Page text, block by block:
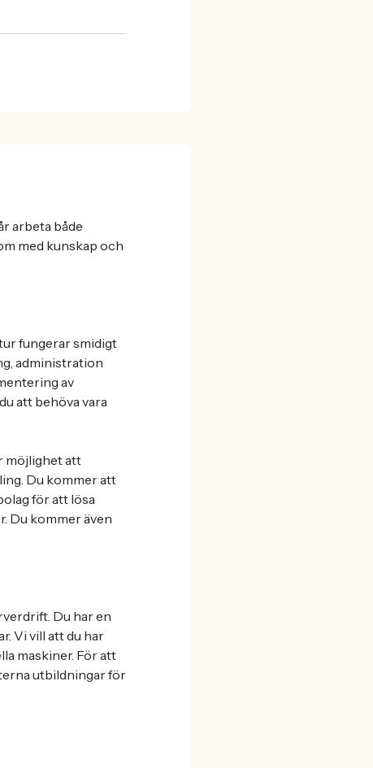
arbeta både
med kunskap och
fungerar smidigt
administration
av
att behöva vara
möjlighet att
Du kommer att
för att lösa
Du kommer även
Du har en
Vi vill att du har
maskiner. För att
utbildningar för